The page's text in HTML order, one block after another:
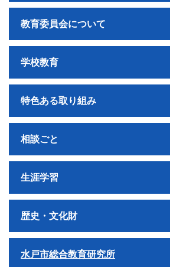
教育委員会について
学校教育
特色ある取り組み
相談ごと
生涯学習
歴史・文化財
水戸市総合教育研究所